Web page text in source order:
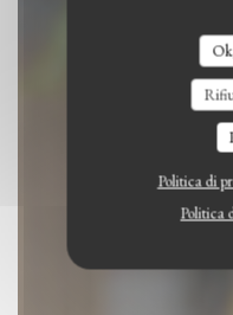
Politica di
Politica